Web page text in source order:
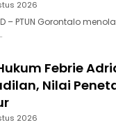
2026
– PTUN Gorontalo
Febrie
Nilai
2026